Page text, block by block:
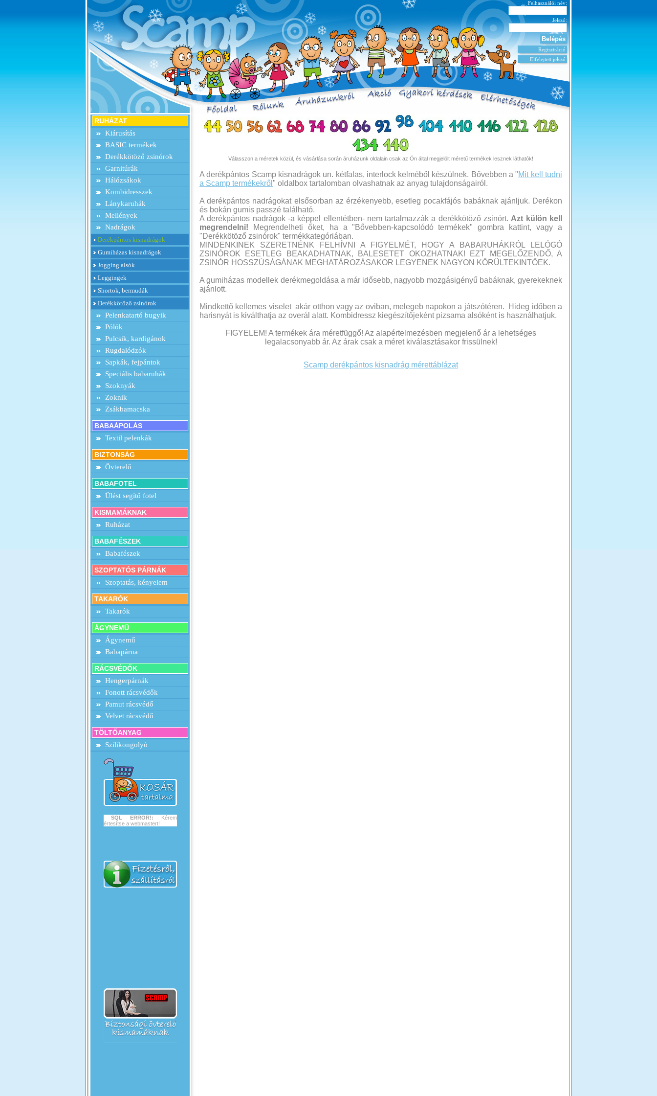
Felhasználói név:
Jelszó:
Regisztráció
Elfelejtett jelszó
RUHÁZAT
Kiárusítás
BASIC termékek
Derékkötöző zsinórok
Garnitúrák
Hálózsákok
Kombidresszek
Lánykaruhák
Mellények
Nadrágok
Derékpántos kisnadrágok
Gumiházas kisnadrágok
Jogging alsók
Leggingek
Shortok, bermudák
Derékkötöző zsinórok
Pelenkatartó bugyik
Pólók
Pulcsik, kardigánok
Rugdalódzók
Sapkák, fejpántok
Speciális babaruhák
Szoknyák
Zoknik
Zsákbamacska
BABAÁPOLÁS
Textil pelenkák
BIZTONSÁG
Övterelő
BABAFOTEL
Ülést segítő fotel
KISMAMÁKNAK
Ruházat
BABAFÉSZEK
Babafészek
SZOPTATÓS PÁRNÁK
Szoptatás, kényelem
TAKARÓK
Takarók
ÁGYNEMŰ
Ágynemű
Babapárna
RÁCSVÉDŐK
Hengerpárnák
Fonott rácsvédők
Pamut rácsvédő
Velvet rácsvédő
TÖLTŐANYAG
Szilikongolyó
SQL ERROR!:
Kérem
értesítse a webmastert!
Válasszon a méretek közül, és vásárlása során áruházunk oldalain csak az Ön által megjelölt méretű termékek lesznek láthatók!
A derékpántos Scamp kisnadrágok un. kétfalas, interlock kelméből készülnek. Bővebben a "Mit kell tudni
a Scamp termékekről " oldalbox tartalomban olvashatnak az anyag tulajdonságairól.
A derékpántos nadrágokat elsősorban az érzékenyebb, esetleg pocakfájós babáknak ajánljuk. Derékon
és bokán gumis passzé található.
A derékpántos nadrágok -a képpel ellentétben- nem tartalmazzák a derékkötöző zsinórt. Azt külön kell
megrendelni! Megrendelheti őket, ha a "Bővebben-kapcsolódó termékek" gombra kattint, vagy a
"Derékkötöző zsinórok" termékkategóriában.
MINDENKINEK SZERETNÉNK FELHÍVNI A FIGYELMÉT, HOGY A BABARUHÁKRÓL LELÓGÓ
ZSINÓROK ESETLEG BEAKADHATNAK, BALESETET OKOZHATNAK! EZT MEGELŐZENDŐ, A
ZSINÓR HOSSZÚSÁGÁNAK MEGHATÁROZÁSAKOR LEGYENEK NAGYON KÖRÜLTEKINTŐEK.
A gumiházas modellek derékmegoldása a már idősebb, nagyobb mozgásigényű babáknak, gyerekeknek
ajánlott.
Mindkettő kellemes viselet akár otthon vagy az oviban, melegeb napokon a játszótéren. Hideg időben a
harisnyát is kiválthatja az overál alatt. Kombidressz kiegészítőjeként pizsama alsóként is használhatjuk.
FIGYELEM! A termékek ára méretfüggő! Az alapértelmezésben megjelenő ár a lehetséges
legalacsonyabb ár. Az árak csak a méret kiválasztásakor frissülnek!
Scamp derékpántos kisnadrág mérettáblázat